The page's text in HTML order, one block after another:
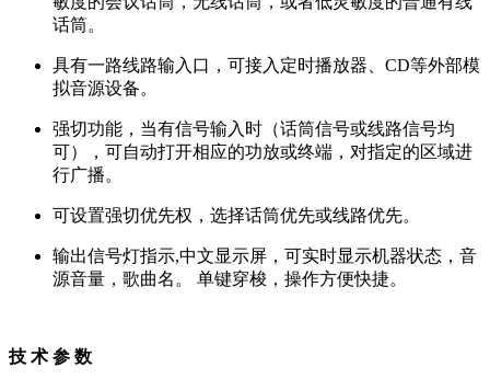
话筒。
具有一路线路输入口，可接入定时播放器、CD等外部模
拟音源设备。
强切功能，当有信号输入时（话筒信号或线路信号均
可），可自动打开相应的功放或终端，对指定的区域进
行广播。
可设置强切优先权，选择话筒优先或线路优先。
输出信号灯指示,中文显示屏，可实时显示机器状态，音
源音量，歌曲名。 单键穿梭，操作方便快捷。
技 术 参 数